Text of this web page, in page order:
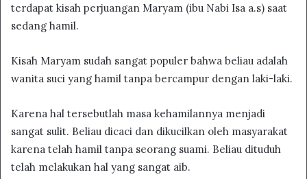
terdapat kisah perjuangan Maryam (ibu Nabi Isa a.s) saat
sedang hamil.
Kisah Maryam sudah sangat populer bahwa beliau adalah
wanita suci yang hamil tanpa bercampur dengan laki-laki.
Karena hal tersebutlah masa kehamilannya menjadi
sangat sulit. Beliau dicaci dan dikucilkan oleh masyarakat
karena telah hamil tanpa seorang suami. Beliau dituduh
telah melakukan hal yang sangat aib.